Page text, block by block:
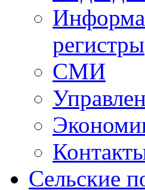
регистры
СМИ
Сельские